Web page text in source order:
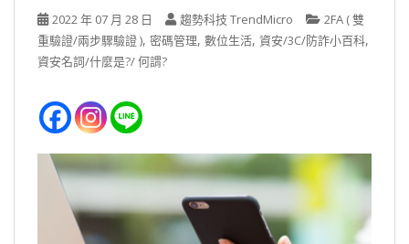
2022 年 07 月 28 日 趨勢科技 TrendMicro
2FA ( 雙
重驗證/兩步驟驗證 ), 密碼管理, 數位生活, 資安/3C/防詐小百科,
資安名詞/什麼是?/ 何謂?